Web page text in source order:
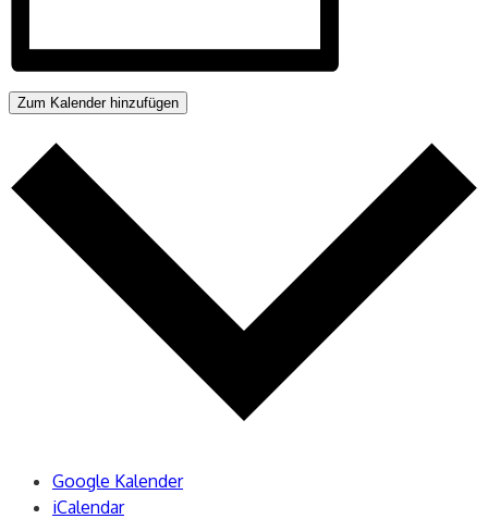
Zum Kalender hinzufügen
Google Kalender
iCalendar